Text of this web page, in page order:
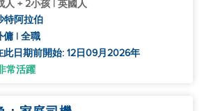
人 + 2小孩 | 英國人
特阿拉伯
傭 | 全職
此日期前開始: 12日09月2026年
常活躍